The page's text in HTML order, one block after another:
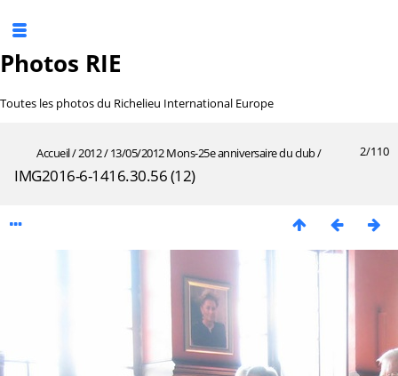
Photos RIE
Toutes les photos du Richelieu International Europe
2/110
Accueil/2012/13/05/2012 Mons-25e anniversaire du club/
IMG2016-6-1416.30.56 (12)